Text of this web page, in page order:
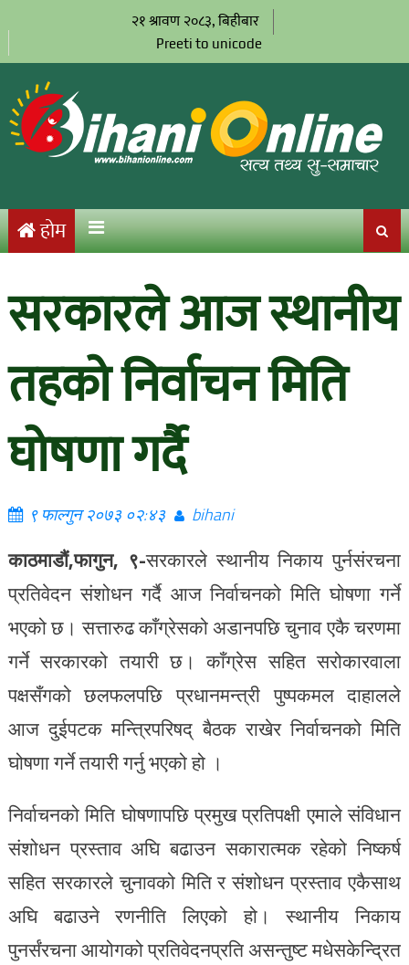
२१ श्रावण २०८३, बिहीबार
Preeti to unicode
होम
सरकारले आज स्थानीय
तहको निर्वाचन मिति
घोषणा गर्दै
९ फाल्गुन २०७३ ०२:४३ bihani
काठमाडौं,फागुन, ९-सरकारले स्थानीय निकाय पुर्नसंरचना
प्रतिवेदन संशोधन गर्दै आज निर्वाचनको मिति घोषणा गर्ने
भएको छ। सत्तारुढ काँग्रेसको अडानपछि चुनाव एकै चरणमा
गर्ने सरकारको तयारी छ। काँग्रेस सहित सरोकारवाला
पक्षसँगको छलफलपछि प्रधानमन्त्री पुष्पकमल दाहालले
आज दुईपटक मन्त्रिपरिषद् बैठक राखेर निर्वाचनको मिति
घोषणा गर्ने तयारी गर्नु भएको हो ।
निर्वाचनको मिति घोषणापछि प्रमुख प्रतिपक्षी एमाले संविधान
संशोधन प्रस्ताव अघि बढाउन सकारात्मक रहेको निष्कर्ष
सहित सरकारले चुनावको मिति र संशोधन प्रस्ताव एकैसाथ
अघि बढाउने रणनीति लिएको हो। स्थानीय निकाय
पुनर्संरचना आयोगको प्रतिवेदनप्रति असन्तुष्ट मधेसकेन्द्रित